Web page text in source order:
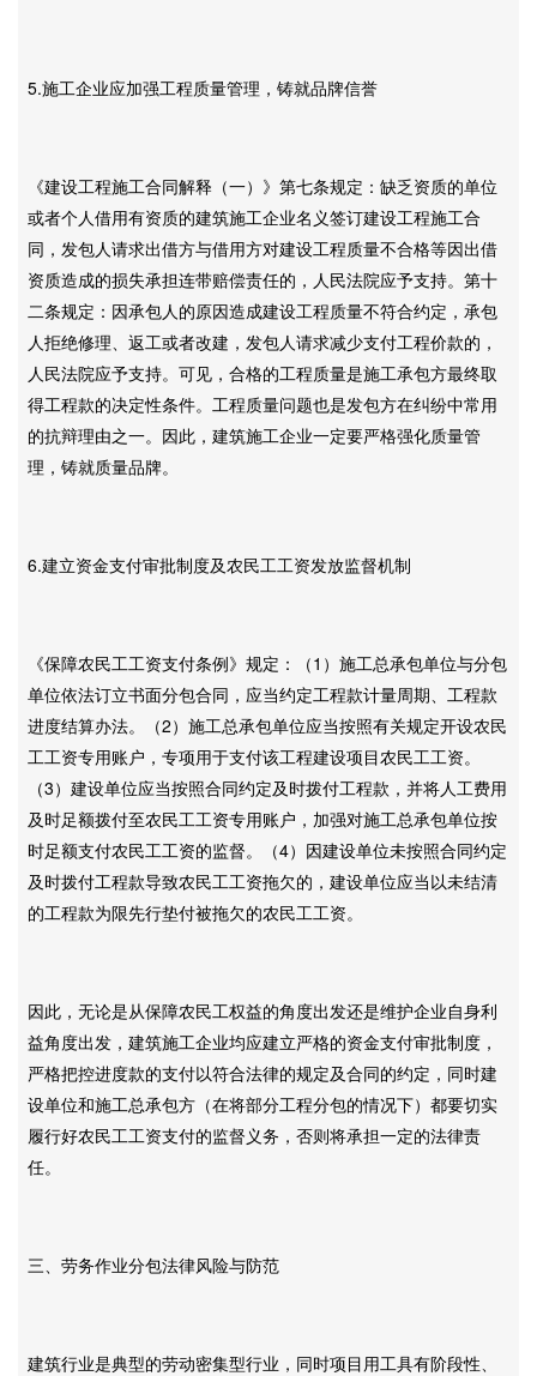
5.施工企业应加强工程质量管理，铸就品牌信誉
《建设工程施工合同解释（一）》第七条规定：缺乏资质的单位
或者个人借用有资质的建筑施工企业名义签订建设工程施工合
同，发包人请求出借方与借用方对建设工程质量不合格等因出借
资质造成的损失承担连带赔偿责任的，人民法院应予支持。第十
二条规定：因承包人的原因造成建设工程质量不符合约定，承包
人拒绝修理、返工或者改建，发包人请求减少支付工程价款的，
人民法院应予支持。可见，合格的工程质量是施工承包方最终取
得工程款的决定性条件。工程质量问题也是发包方在纠纷中常用
的抗辩理由之一。因此，建筑施工企业一定要严格强化质量管
理，铸就质量品牌。
6.建立资金支付审批制度及农民工工资发放监督机制
《保障农民工工资支付条例》规定：（1）施工总承包单位与分包
单位依法订立书面分包合同，应当约定工程款计量周期、工程款
进度结算办法。（2）施工总承包单位应当按照有关规定开设农民
工工资专用账户，专项用于支付该工程建设项目农民工工资。
（3）建设单位应当按照合同约定及时拨付工程款，并将人工费用
及时足额拨付至农民工工资专用账户，加强对施工总承包单位按
时足额支付农民工工资的监督。（4）因建设单位未按照合同约定
及时拨付工程款导致农民工工资拖欠的，建设单位应当以未结清
的工程款为限先行垫付被拖欠的农民工工资。
因此，无论是从保障农民工权益的角度出发还是维护企业自身利
益角度出发，建筑施工企业均应建立严格的资金支付审批制度，
严格把控进度款的支付以符合法律的规定及合同的约定，同时建
设单位和施工总承包方（在将部分工程分包的情况下）都要切实
履行好农民工工资支付的监督义务，否则将承担一定的法律责
任。
三、劳务作业分包法律风险与防范
建筑行业是典型的劳动密集型行业，同时项目用工具有阶段性、